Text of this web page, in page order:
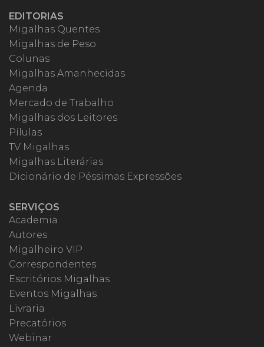
EDITORIAS
Migalhas Quentes
Migalhas de Peso
Colunas
Migalhas Amanhecidas
Agenda
Mercado de Trabalho
Migalhas dos Leitores
Pílulas
TV Migalhas
Migalhas Literárias
Dicionário de Péssimas Expressões
SERVIÇOS
Academia
Autores
Migalheiro VIP
Correspondentes
Escritórios Migalhas
Eventos Migalhas
Livraria
Precatórios
Webinar